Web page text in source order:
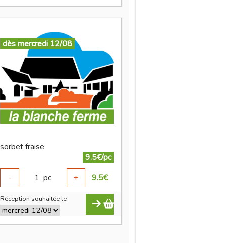
dès mercredi 12/08
sorbet fraise
9.5€/pc
-
1 pc + 9.5€
Réception souhaitée le